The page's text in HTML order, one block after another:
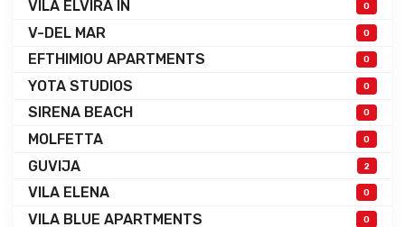
VILA ELVIRA IN 0
V-DEL MAR 0
EFTHIMIOU APARTMENTS 0
YOTA STUDIOS 0
SIRENA BEACH 0
MOLFETTA 0
GUVIJA 2
VILA ELENA 0
VILA BLUE APARTMENTS 0